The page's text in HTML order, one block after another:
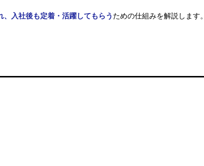
、入社後も定着・活躍してもらう ための仕組みを解説します。